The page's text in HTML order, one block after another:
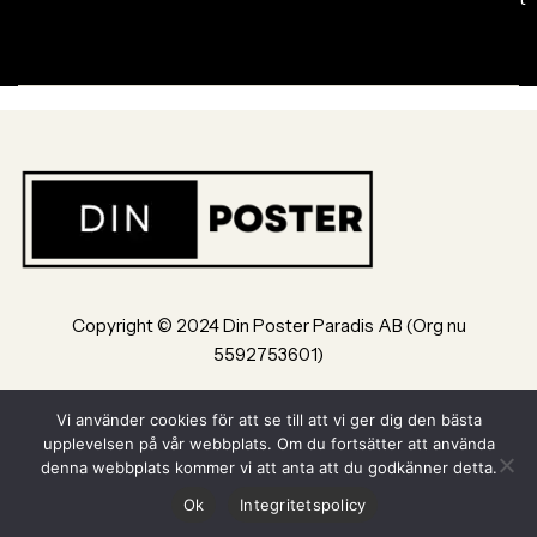
Copyright © 2024 Din Poster Paradis AB (Org nu
5592753601)
Powered by Din Poster Paradis AB Jönköping
Vi använder cookies för att se till att vi ger dig den bästa
upplevelsen på vår webbplats. Om du fortsätter att använda
denna webbplats kommer vi att anta att du godkänner detta.
Ok
Integritetspolicy